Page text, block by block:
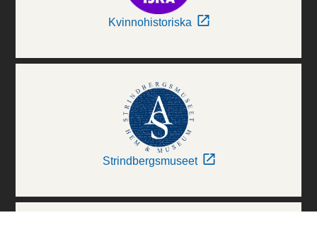
Kvinnohistoriska
Strindbergsmuseet